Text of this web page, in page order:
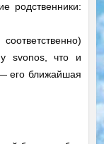
родственники:
svonos, что и
его ближайшая